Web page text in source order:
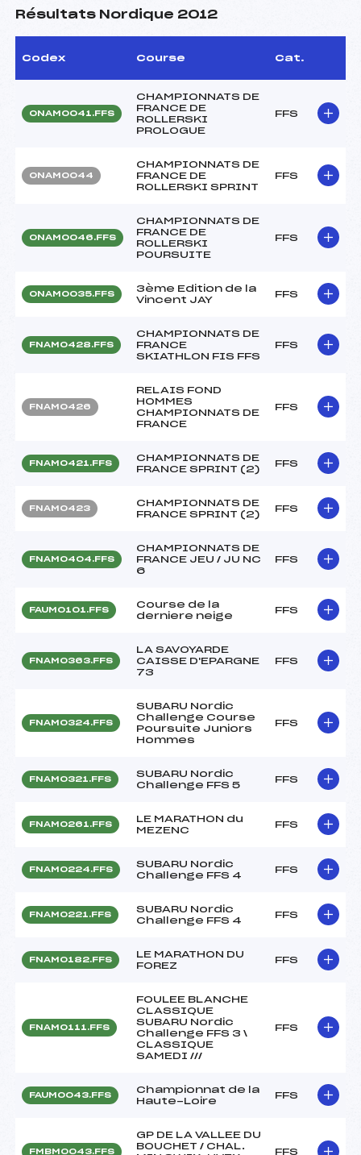
Résultats Nordique 2012
Codex Course Cat.
ONAM0041.FFS
CHAMPIONNATS DE
FRANCE DE
ROLLERSKI
PROLOGUE
FFS
ONAM0044
CHAMPIONNATS DE
FRANCE DE
ROLLERSKI SPRINT
FFS
ONAM0046.FFS
CHAMPIONNATS DE
FRANCE DE
ROLLERSKI
POURSUITE
FFS
ONAM0035.FFS
3ème Edition de la
Vincent JAY
FFS
FNAM0428.FFS
CHAMPIONNATS DE
FRANCE
SKIATHLON FIS FFS
FFS
FNAM0426
RELAIS FOND
HOMMES
CHAMPIONNATS DE
FRANCE
FFS
FNAM0421.FFS
CHAMPIONNATS DE
FRANCE SPRINT (2)
FFS
FNAM0423
CHAMPIONNATS DE
FRANCE SPRINT (2)
FFS
FNAM0404.FFS
CHAMPIONNATS DE
FRANCE JEU / JU NC
6
FFS
FAUM0101.FFS
Course de la
derniere neige
FFS
FNAM0363.FFS
LA SAVOYARDE
CAISSE D'EPARGNE
73
FFS
FNAM0324.FFS
SUBARU Nordic
Challenge Course
Poursuite Juniors
Hommes
FFS
FNAM0321.FFS
SUBARU Nordic
Challenge FFS 5
FFS
FNAM0261.FFS
LE MARATHON du
MEZENC
FFS
FNAM0224.FFS
SUBARU Nordic
Challenge FFS 4
FFS
FNAM0221.FFS
SUBARU Nordic
Challenge FFS 4
FFS
FNAM0182.FFS
LE MARATHON DU
FOREZ
FFS
FNAM0111.FFS
FOULEE BLANCHE
CLASSIQUE
SUBARU Nordic
Challenge FFS 3 \
CLASSIQUE
SAMEDI ///
FFS
FAUM0043.FFS
Championnat de la
Haute-Loire
FFS
FMBM0043.FFS
GP DE LA VALLEE DU
BOUCHET / CHAL.
FFS